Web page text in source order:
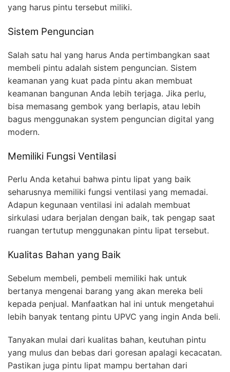
yang harus pintu tersebut miliki.
Sistem Penguncian
Salah satu hal yang harus Anda pertimbangkan saat
membeli pintu adalah sistem penguncian. Sistem
keamanan yang kuat pada pintu akan membuat
keamanan bangunan Anda lebih terjaga. Jika perlu,
bisa memasang gembok yang berlapis, atau lebih
bagus menggunakan system penguncian digital yang
modern.
Memiliki Fungsi Ventilasi
Perlu Anda ketahui bahwa pintu lipat yang baik
seharusnya memiliki fungsi ventilasi yang memadai.
Adapun kegunaan ventilasi ini adalah membuat
sirkulasi udara berjalan dengan baik, tak pengap saat
ruangan tertutup menggunakan pintu lipat tersebut.
Kualitas Bahan yang Baik
Sebelum membeli, pembeli memiliki hak untuk
bertanya mengenai barang yang akan mereka beli
kepada penjual. Manfaatkan hal ini untuk mengetahui
lebih banyak tentang pintu UPVC yang ingin Anda beli.
Tanyakan mulai dari kualitas bahan, keutuhan pintu
yang mulus dan bebas dari goresan apalagi kecacatan.
Pastikan juga pintu lipat mampu bertahan dari